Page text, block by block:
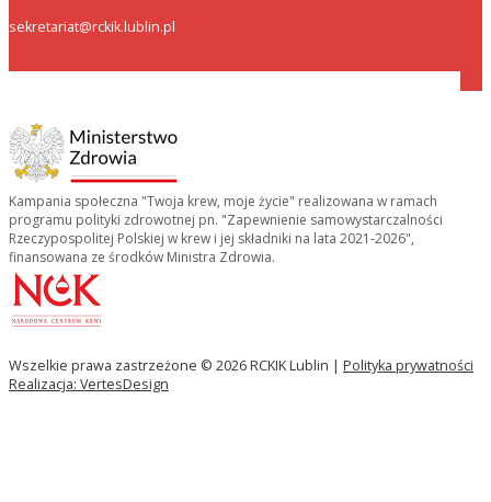
sekretariat@rckik.lublin.pl
Kampania społeczna "Twoja krew, moje życie" realizowana w ramach
programu polityki zdrowotnej pn. "Zapewnienie samowystarczalności
Rzeczypospolitej Polskiej w krew i jej składniki na lata 2021-2026",
finansowana ze środków Ministra Zdrowia.
Wszelkie prawa zastrzeżone © 2026 RCKIK Lublin | Polityka prywatności
Realizacja: VertesDesign